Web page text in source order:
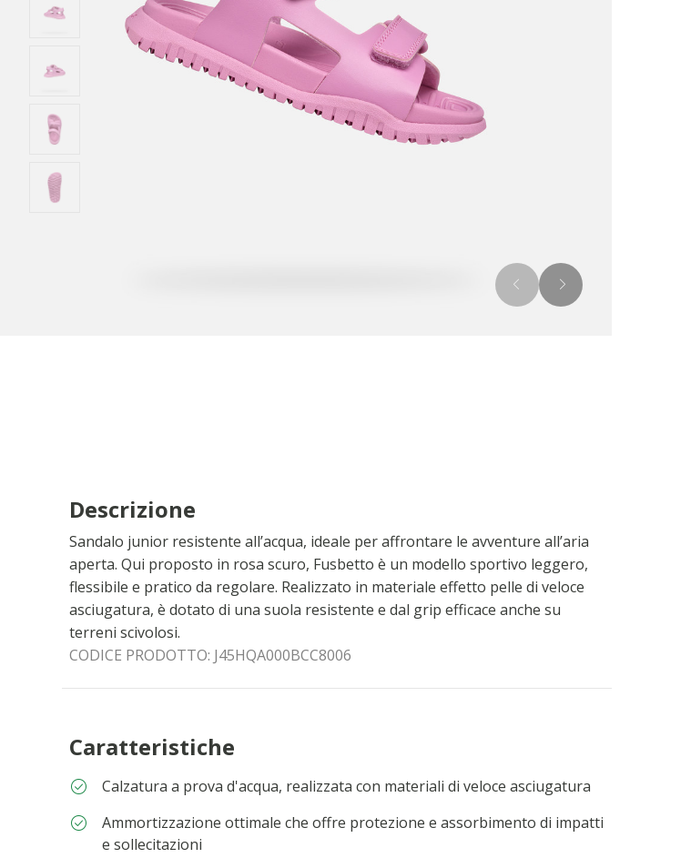
Descrizione
Sandalo junior resistente all’acqua, ideale per affrontare le avventure all’aria
aperta. Qui proposto in rosa scuro, Fusbetto è un modello sportivo leggero,
flessibile e pratico da regolare. Realizzato in materiale effetto pelle di veloce
asciugatura, è dotato di una suola resistente e dal grip efficace anche su
terreni scivolosi.
CODICE PRODOTTO: J45HQA000BCC8006
Caratteristiche
Calzatura a prova d'acqua, realizzata con materiali di veloce asciugatura
Ammortizzazione ottimale che offre protezione e assorbimento di impatti
e sollecitazioni